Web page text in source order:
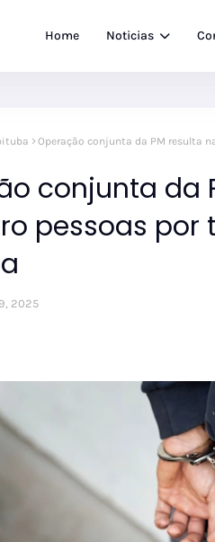
Home Noticias
Operação conjunta da PM resulta
conjunta da
pessoas por
2025